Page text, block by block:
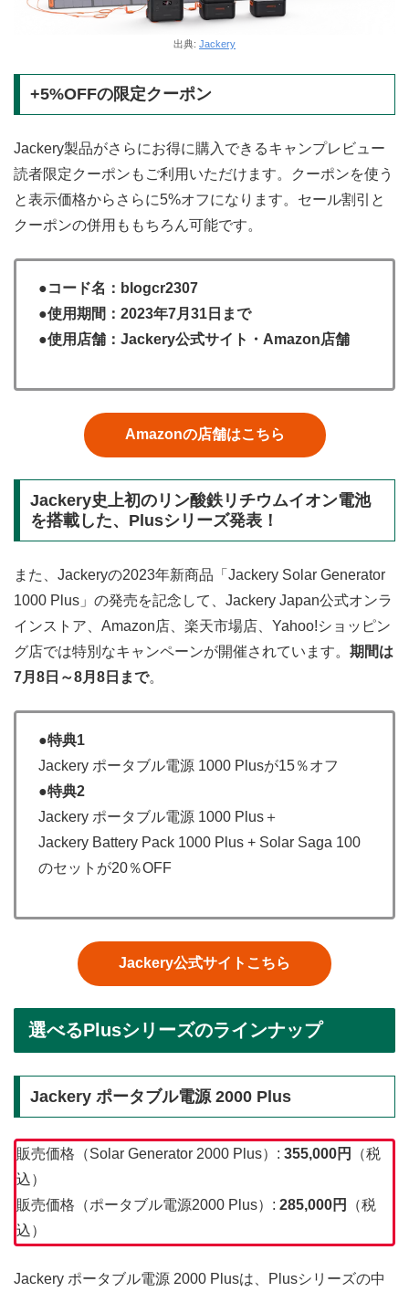
出典: Jackery
+5%OFFの限定クーポン
Jackery製品がさらにお得に購入できるキャンプレビュー
読者限定クーポンもご利用いただけます。クーポンを使う
と表示価格からさらに5%オフになります。セール割引と
クーポンの併用ももちろん可能です。
●コード名：blogcr2307
●使用期間：2023年7月31日まで
●使用店舗：Jackery公式サイト・Amazon店舗
Amazonの店舗はこちら
Jackery史上初のリン酸鉄リチウムイオン電池
を搭載した、Plusシリーズ発表！
また、Jackeryの2023年新商品「Jackery Solar Generator
1000 Plus」の発売を記念して、Jackery Japan公式オンラ
インストア、Amazon店、楽天市場店、Yahoo!ショッピン
グ店では特別なキャンペーンが開催されています。 期間は
7月8日～8月8日まで。
●特典1
Jackery ポータブル電源 1000 Plusが15％オフ
●特典2
Jackery ポータブル電源 1000 Plus＋
Jackery Battery Pack 1000 Plus + Solar Saga 100
のセットが20％OFF
Jackery公式サイトこちら
選べるPlusシリーズのラインナップ
Jackery ポータブル電源 2000 Plus
販売価格（Solar Generator 2000 Plus）: 355,000円
（税
込）
販売価格（ポータブル電源2000 Plus）: 285,000円
（税
込）
Jackery ポータブル電源 2000 Plusは、Plusシリーズの中